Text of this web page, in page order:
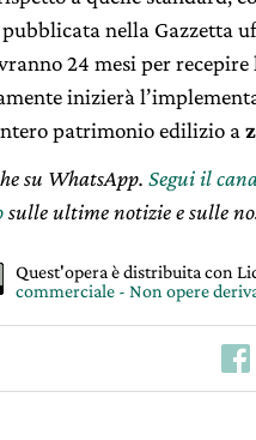
nella Gazzetta
24 mesi per
inizierà
patrimonio edilizio a
su WhatsApp. Segui il
sulle ultime notizie e sulle
Quest'opera è distribuita con
commerciale - Non opere